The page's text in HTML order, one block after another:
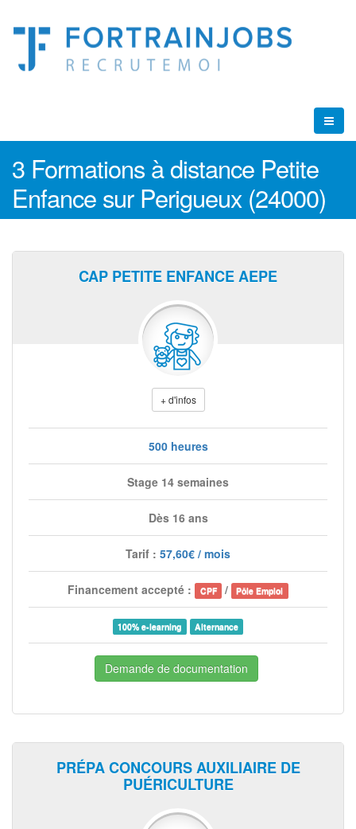
3 Formations à distance Petite
Enfance sur Perigueux (24000)
CAP PETITE ENFANCE AEPE
+ d'infos
500 heures
Stage 14 semaines
Dès 16 ans
Tarif : 57,60€ / mois
Financement accepté : CPF / Pôle Emploi
100% e-learning Alternance
Demande de documentation
PRÉPA CONCOURS AUXILIAIRE DE
PUÉRICULTURE